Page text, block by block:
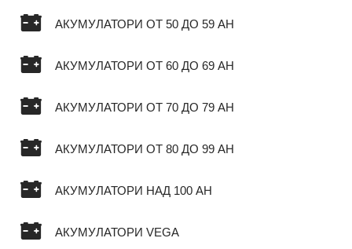
АКУМУЛАТОРИ ОТ 50 ДО 59 AH
АКУМУЛАТОРИ ОТ 60 ДО 69 AH
АКУМУЛАТОРИ ОТ 70 ДО 79 AH
АКУМУЛАТОРИ ОТ 80 ДО 99 AH
АКУМУЛАТОРИ НАД 100 AH
АКУМУЛАТОРИ VEGA